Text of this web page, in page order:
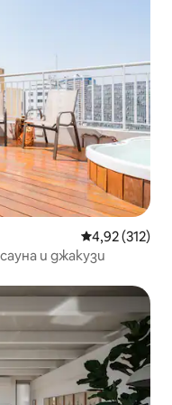
Средна
4,92 (312)
и джакузи